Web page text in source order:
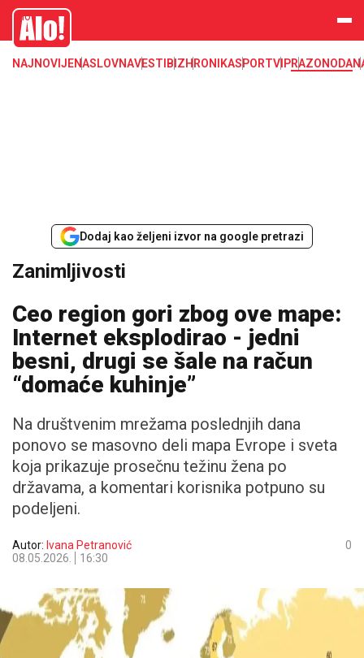
Zanimljivosti
Alo
NAJNOVIJENASLOVNAVESTI BIZHRONIKASPORTVIPRAZONODA
Dodaj kao željeni izvor na google pretrazi
Zanimljivosti
Ceo region gori zbog ove mape:
Internet eksplodirao - jedni
besni, drugi se šale na račun
“domaće kuhinje”
Na društvenim mrežama poslednjih dana
ponovo se masovno deli mapa Evrope i sveta
koja prikazuje prosečnu težinu žena po
državama, a komentari korisnika potpuno su
podeljeni.
Autor: Ivana Petranović
08.05.2026.
16:30
0